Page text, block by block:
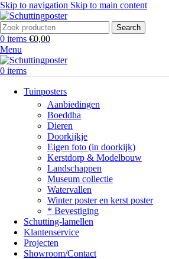
Skip to navigation Skip to main content
Search
0 items €0,00
Menu
0 items
Tuinposters
Aanbiedingen
Boeddha
Dieren
Doorkijkje
Eigen foto (in doorkijk)
Kerstdorp & Modelbouw
Landschappen
Museum collectie
Watervallen
Winter poster en kerst poster
* Bevestiging
Schutting-lamellen
Klantenservice
Projecten
Showroom/Contact